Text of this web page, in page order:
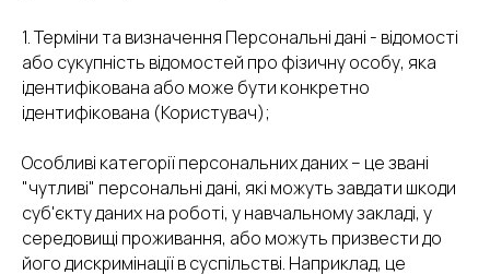
1. Терміни та визначення Персональні дані - відомості
або сукупність відомостей про фізичну особу, яка
ідентифікована або може бути конкретно
ідентифікована (Користувач);
Особливі категорії персональних даних – це звані
"чутливі" персональні дані, які можуть завдати шкоди
суб'єкту даних на роботі, у навчальному закладі, у
середовищі проживання, або можуть призвести до
його дискримінації в суспільстві. Наприклад, це